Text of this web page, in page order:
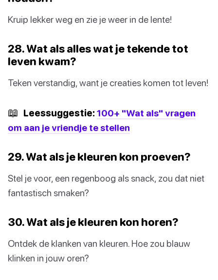
Kruip lekker weg en zie je weer in de lente!
28. Wat als alles wat je tekende tot
leven kwam?
Teken verstandig, want je creaties komen tot leven!
📖 Leessuggestie: 100+ "Wat als" vragen
om aan je vriendje te stellen
29. Wat als je kleuren kon proeven?
Stel je voor, een regenboog als snack, zou dat niet
fantastisch smaken?
30. Wat als je kleuren kon horen?
Ontdek de klanken van kleuren. Hoe zou blauw
klinken in jouw oren?